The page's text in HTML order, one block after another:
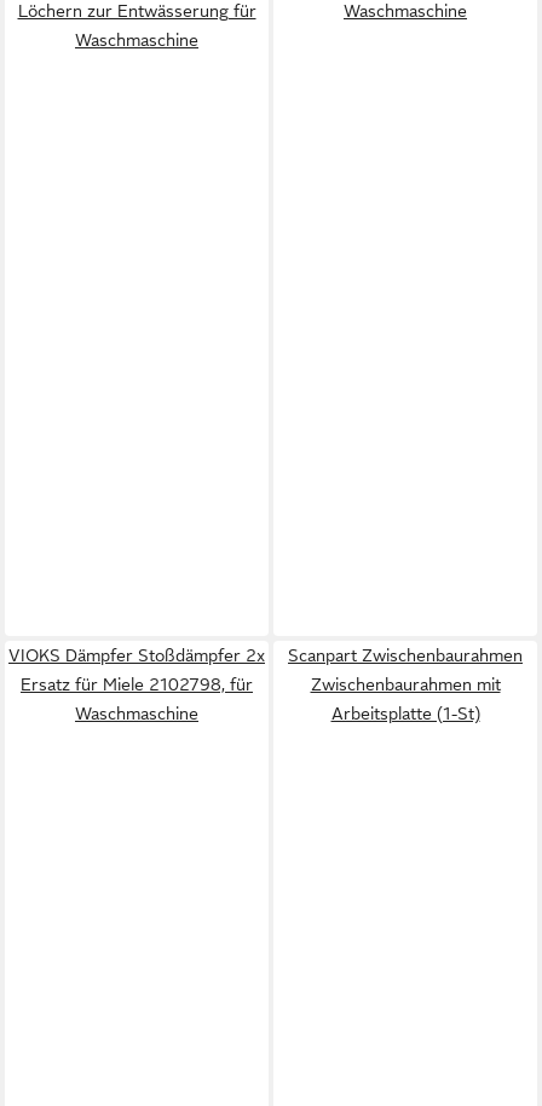
Löchern zur Entwässerung für
Waschmaschine
Waschmaschine
VIOKS Dämpfer Stoßdämpfer 2x
Ersatz für Miele 2102798, für
Waschmaschine
Scanpart Zwischenbaurahmen
Zwischenbaurahmen mit
Arbeitsplatte (1-St)